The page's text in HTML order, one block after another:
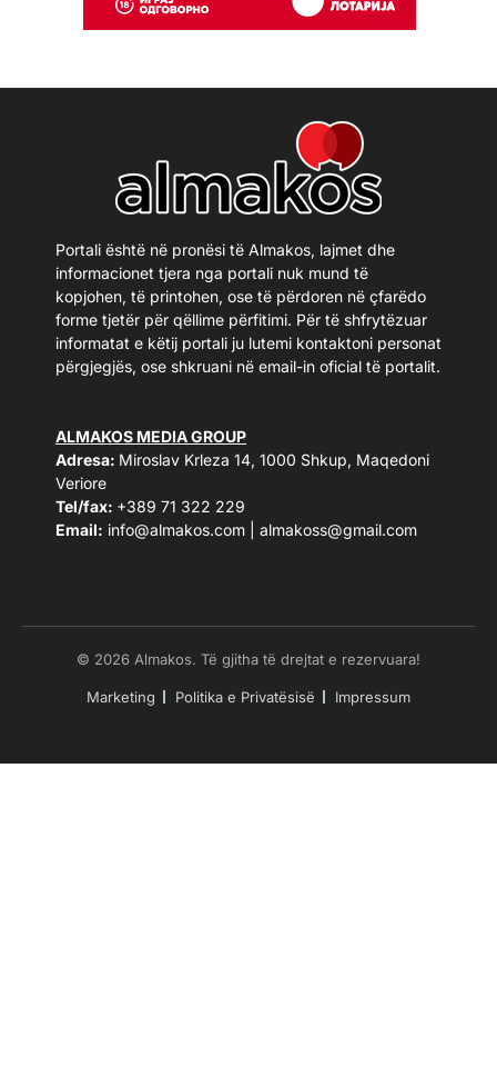
Portali është në pronësi të Almakos, lajmet dhe
informacionet tjera nga portali nuk mund të
kopjohen, të printohen, ose të përdoren në çfarëdo
forme tjetër për qëllime përfitimi. Për të shfrytëzuar
informatat e këtij portali ju lutemi kontaktoni personat
përgjegjës, ose shkruani në email-in oficial të portalit.
ALMAKOS MEDIA GROUP
Adresa: Miroslav Krleza 14, 1000 Shkup, Maqedoni
Veriore
Tel/fax: +389 71 322 229
Email: info@almakos.com almakoss@gmail.com
© 2026 Almakos. Të gjitha të drejtat e rezervuara!
Marketing Politika e Privatësisë Impressum